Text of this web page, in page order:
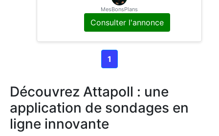
u des cartes cadeaux. Que ce soit pe
ndant vos trajets ou vos pauses, quel
ques minutes suffisent pour remplir u
n sondage et être payé ! Pourquoi
MesBonsPlans
Consulter l'annonce
1
Découvrez Attapoll : une
application de sondages en
ligne innovante